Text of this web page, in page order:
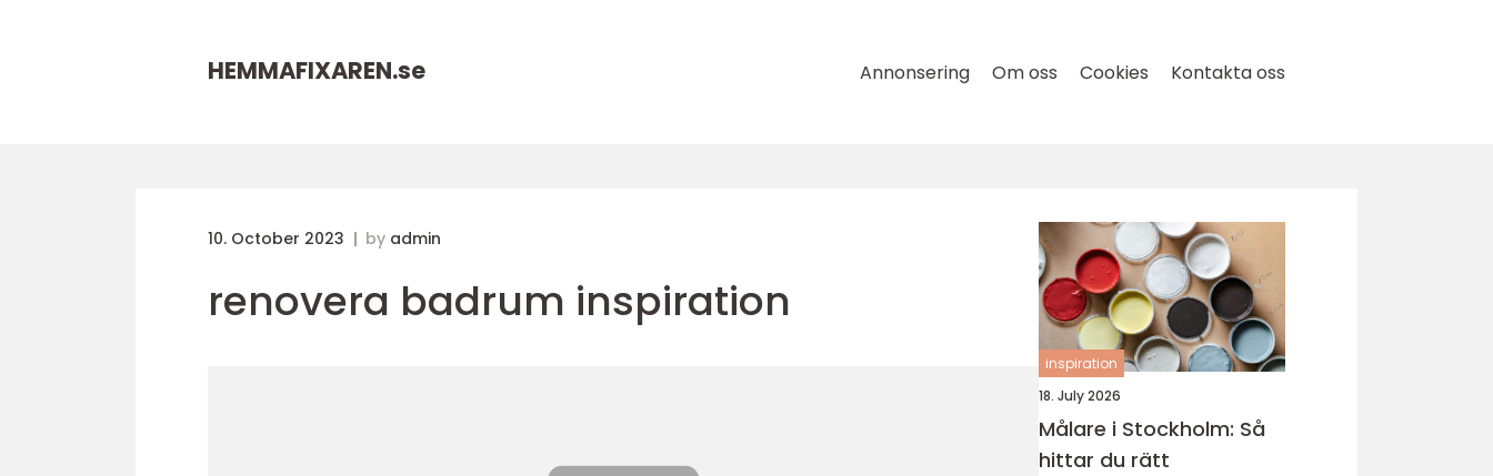
HEMMAFIXAREN.se Annonsering Om oss Cookies Kontakta oss
10. October 2023 by admin
renovera badrum inspiration
inspiration
18. July 2026
Målare i Stockholm: Så
hittar du rätt